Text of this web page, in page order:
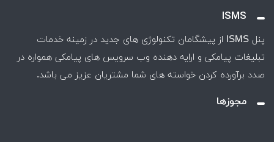
ISMS
پنل ISMS از پیشگامان تکنولوژی های جدید در زمینه خدمات
تبلیغات پیامکی و ارايه دهنده وب سرویس های پیامکی همواره در
صدد برآورده کردن خواسته های شما مشتریان عزیز می باشد.
مجوزها